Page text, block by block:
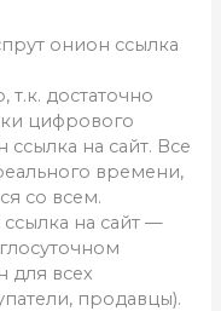
онион ссылка
достаточно
цифрового
на сайт. Все
времени,
со всем.
на сайт —
для всех
продавцы).